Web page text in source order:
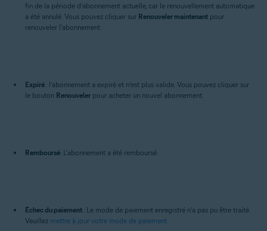
fin de la période d’abonnement actuelle, car le renouvellement automatique
a été annulé. Vous pouvez cliquer sur Renouveler maintenant pour
renouveler l'abonnement.
Expiré : l’abonnement a expiré et n’est plus valide. Vous pouvez cliquer sur
le bouton Renouveler pour acheter un nouvel abonnement.
Remboursé: L'abonnement a été remboursé.
Échec du paiement : Le mode de paiement enregistré n'a pas pu être traité.
Veuillez mettre à jour votre mode de paiement.